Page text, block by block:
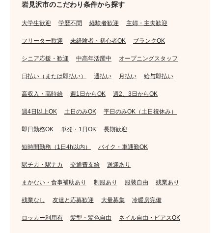
岩見沢市のこだわり条件から探す
大学生歓迎 学歴不問 経験者歓迎 主婦・主夫歓迎
フリーター歓迎 未経験者・初心者OK ブランクOK
シニア応援・歓迎 中高年活躍中 オープニングスタッフ
日払い（または即払い） 週払い 月払い 給与即払い
高収入・高時給 週1日からOK 週2、3日からOK
週4日以上OK 土日のみOK 平日のみOK（土日祝休み）
即日勤務OK 単発・1日OK 長期歓迎
短時間勤務（1日4h以内） バイク・車通勤OK
駅チカ・駅ナカ 交通費支給 送迎あり
まかない・食事補助あり 制服あり 服装自由 残業あり
残業なし 友達と応募歓迎 大量募集 冷暖房完備
ロッカー利用有 髪型・髪色自由 ネイル自由・ピアスOK